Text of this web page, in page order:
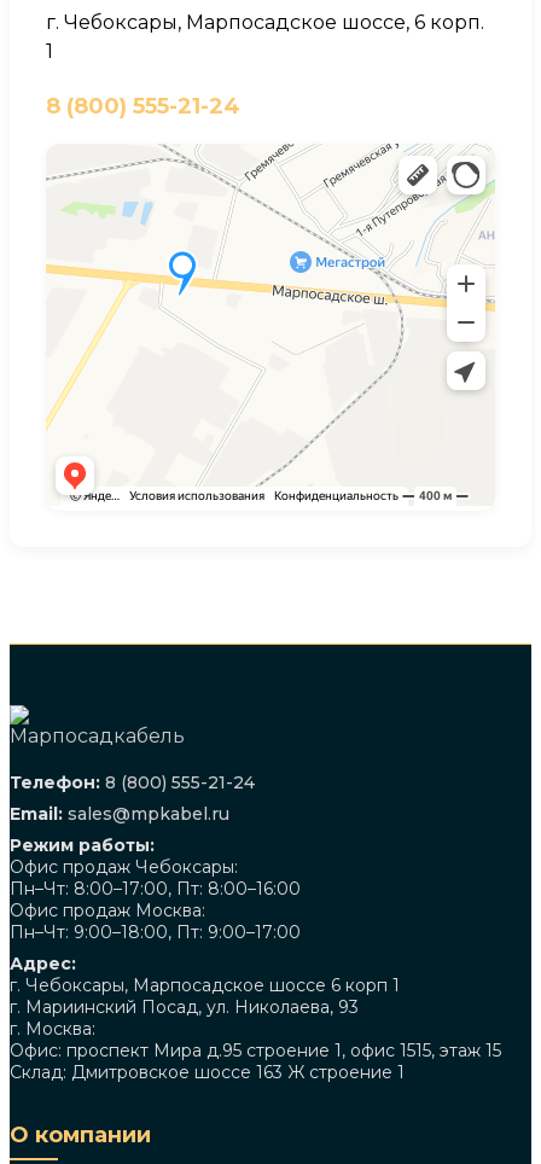
г. Чебоксары, Марпосадское шоссе, 6 корп.
1
8 (800) 555-21-24
Телефон: 8 (800) 555-21-24
Email: sales@mpkabel.ru
Режим работы:
Офис продаж Чебоксары:
Пн–Чт: 8:00–17:00, Пт: 8:00–16:00
Офис продаж Москва:
Пн–Чт: 9:00–18:00, Пт: 9:00–17:00
Адрес:
г. Чебоксары, Марпосадское шоссе 6 корп 1
г. Мариинский Посад, ул. Николаева, 93
г. Москва:
Офис: проспект Мира д.95 строение 1, офис 1515, этаж 15
Склад: Дмитровское шоссе 163 Ж строение 1
О компании